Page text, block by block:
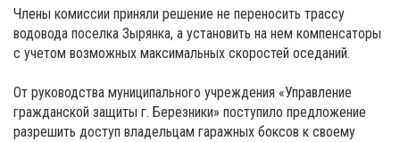
Члены комиссии приняли решение не переносить трассу
водовода поселка Зырянка, а установить на нем компенсаторы
с учетом возможных максимальных скоростей оседаний.
От руководства муниципального учреждения «Управление
гражданской защиты г. Березники» поступило предложение
разрешить доступ владельцам гаражных боксов к своему